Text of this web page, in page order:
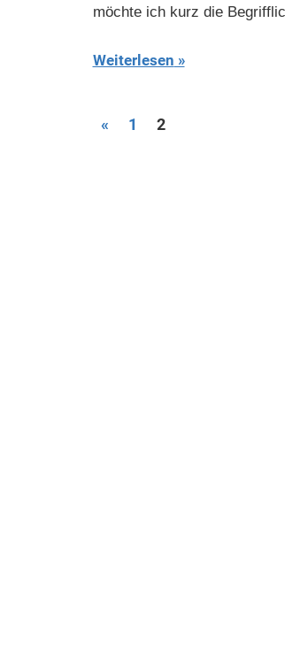
möchte ich kurz die
Weiterlesen
«Vorherige
1 2